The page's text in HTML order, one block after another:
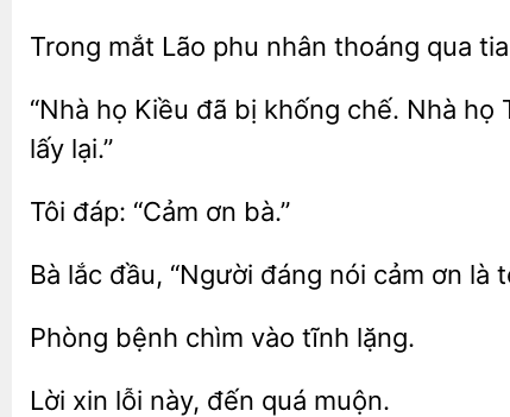
Trong mắt Lão phu nhân qua tia
“Nhà họ Kiều đã bị chế. Nhà họ
lấy
Tôi đáp:
Bà lắc đầu, “Người đáng nói cảm là
Phòng chìm lặng.
Lời lỗi đến quá